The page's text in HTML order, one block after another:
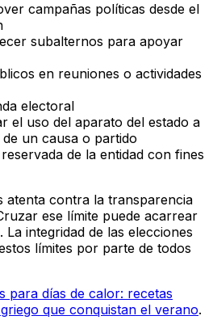
campañas políticas desde el
subalternos para apoyar
en reuniones o actividades
electoral
el uso del aparato del estado a
un causa o partido
de la entidad con fines
atenta contra la transparencia
ese límite puede acarrear
La integridad de las elecciones
límites por parte de todos
para días de calor: recetas
que conquistan el verano.